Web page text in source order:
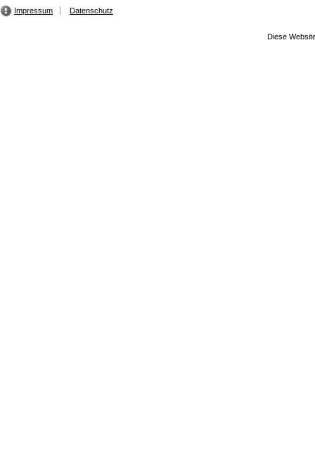
Impressum Datenschutz
Diese